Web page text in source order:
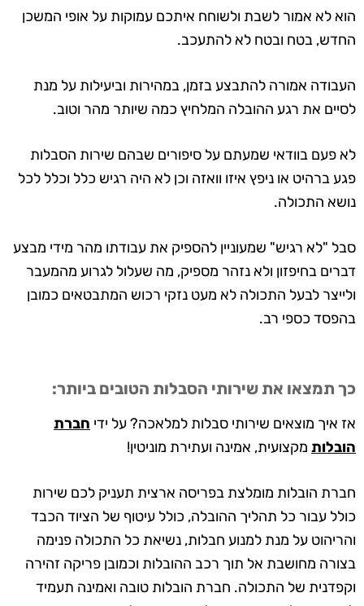
הוא לא אמור לשבת ולשוחח איתכם עמוקות על אופי המשכן
החדש, בטח ובטח לא להתעכב.
העבודה אמורה להתבצע בזמן, במהירות וביעילות על מנת
לסיים את רגע ההובלה המלחיץ כמה שיותר מהר וטוב.
לא פעם בוודאי שמעתם על סיפורים שבהם שירות הסבלות
פגע ברהיט או ניפץ איזו וואזה וכן לא היה רגיש כלל וכלל לכל
נושא התכולה.
סבל "לא רגיש" שמעוניין להספיק את עבודתו מהר מידי מבצע
דברים בחיפזון ולא נזהר מספיק, מה שעלול לגרוע מהמעבר
ולייצר לבעל התכולה לא מעט נזקי רכוש המתבטאים כמובן
בהפסד כספי רב.
כך תמצאו את שירותי הסבלות הטובים ביותר:
אז איך מוצאים שירותי סבלות למלאכה? על ידי חברת
הובלות מקצועית, אמינה ועתירת מוניטין!
חברת הובלות מומלצת בפריסה ארצית תעניק לכם שירות
כולל עבור כל תהליך ההובלה, כולל עיטוף של הציוד הכבד
והריהוט על מנת למנוע חבלות, נשיאת כל התכולה פנימה
בצורה מחושבת אל תוך רכב ההובלות וכמובן פריקה זהירה
וקפדנית של התכולה. חברת הובלות טובה ואמינה תעמיד